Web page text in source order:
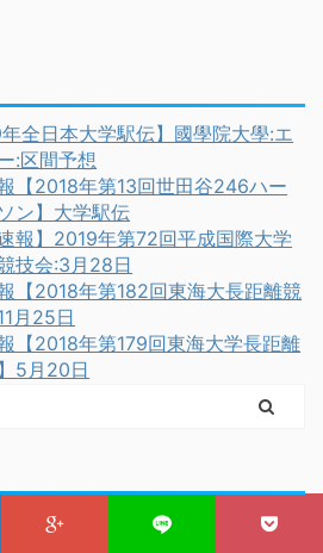
年全日本大学駅伝】國學院大學:エ
:区間予想
【2018年第13回世田谷246ハー
ン】大学駅伝
速報】2019年第72回平成国際大学
技会:3月28日
【2018年第182回東海大長距離競
月25日
【2018年第179回東海大学長距離
5月20日
回箱根駅伝チームエントリー】選